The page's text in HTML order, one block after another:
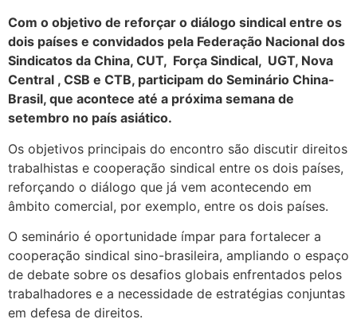
Com o objetivo de reforçar o diálogo sindical entre os
dois países e convidados pela Federação Nacional dos
Sindicatos da China, CUT, Força Sindical, UGT, Nova
Central , CSB e CTB, participam do Seminário China-
Brasil, que acontece até a próxima semana de
setembro no país asiático.
Os objetivos principais do encontro são discutir direitos
trabalhistas e cooperação sindical entre os dois países,
reforçando o diálogo que já vem acontecendo em
âmbito comercial, por exemplo, entre os dois países.
O seminário é oportunidade ímpar para fortalecer a
cooperação sindical sino-brasileira, ampliando o espaço
de debate sobre os desafios globais enfrentados pelos
trabalhadores e a necessidade de estratégias conjuntas
em defesa de direitos.